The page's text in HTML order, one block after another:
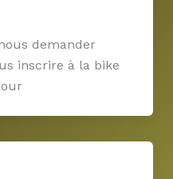
demander
inscrire à la bike